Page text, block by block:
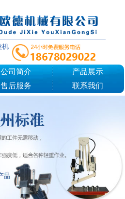
公司简介
产品展示
售后服务 联系我们